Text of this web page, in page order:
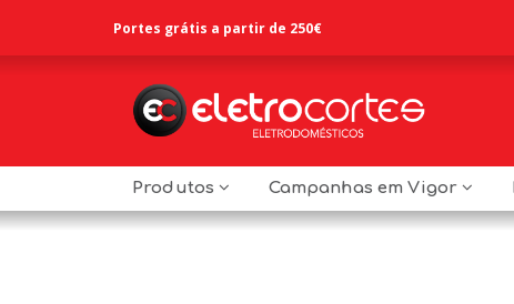
Portes grátis a partir de 250€
Produtos Campanhas em Vigor